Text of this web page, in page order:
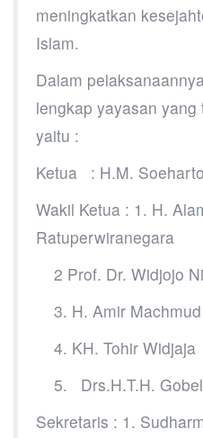
meningkatkan
Islam.
Dalam
lengkap yayasan
yaitu :
Ketua : H.M. Soeharto
Wakil Ketua : 1. H.
Ratuperwiranegara
2 Prof. Dr. Widjojo
3. H. Amir Machmud
4. KH. Tohir Widjaja
5. Drs.H.T.H. Gobel
Sekretaris : 1.